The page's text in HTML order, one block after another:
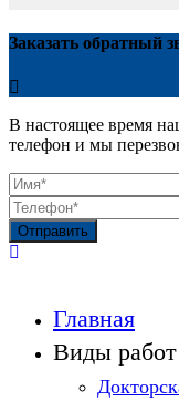
Заказать обратный
В настоящее время
телефон и мы
Отправить
Главная
Виды работ